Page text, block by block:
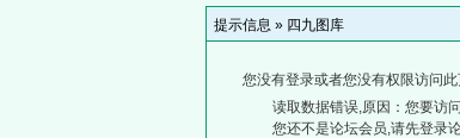
提示信息 » 四九图库
您没有登录或者您没有权限访问
读取数据错误,原因：您要访
您还不是论坛会员,请先登录